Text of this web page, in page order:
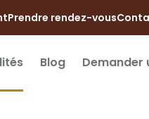
Prendre rendez-vous
Blog Demander